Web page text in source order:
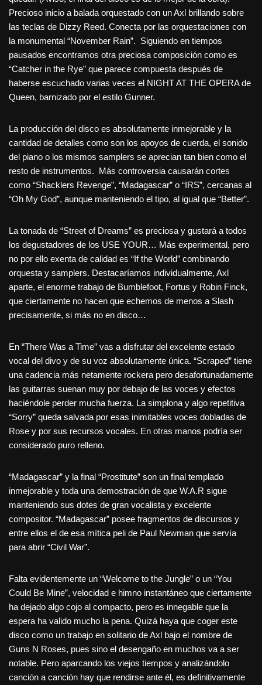
Precioso inicio a balada orquestado con un Axl brillando sobre
las teclas de Dizzy Reed. Conecta por las orquestaciones con
la monumental “November Rain”. Siguiendo en tiempos
pausados encontramos otra preciosa composición como es
“Catcher in the Rye” que parece compuesta después de
haberse escuchado varias veces el NIGHT AT THE OPERA de
Queen, barnizado por el estilo Gunner.
La producción del disco es absolutamente inmejorable y la
cantidad de detalles como son los apoyos de cuerda, el sonido
del piano o los mismos samplers se aprecian tan bien como el
resto de instrumentos. Más controversia causarán cortes
como “Shacklers Revenge”, “Madagascar” o “IRS”, cercanas al
“Oh My God”, aunque manteniendo el tipo, al igual que “Better”.
La tonada de “Street of Dreams” es preciosa y gustará a todos
los degustadores de los USE YOUR… Más experimental, pero
no por ello exenta de calidad es “If the World” combinando
orquesta y samplers. Destacaríamos individualmente, Axl
aparte, el enorme trabajo de Bumblefoot, Fortus y Robin Finck,
que ciertamente no hacen que echemos de menos a Slash
precisamente, si más no en disco…
En “There Was a Time” vas a disfrutar del excelente estado
vocal del divo y de su voz absolutamente única. “Scraped” tiene
una cadencia más netamente rockera pero desafortunadamente
las guitarras suenan muy por debajo de las voces y efectos
haciéndole perder mucha fuerza. La simplona y algo repetitiva
“Sorry” queda salvada por esas inimitables voces dobladas de
Rose y por sus recursos vocales. En otras manos podría ser
considerado puro relleno.
“Madagascar” y la final “Prostitute” son un final templado
inmejorable y toda una demostración de que W.A.R sigue
manteniendo sus dotes de gran vocalista y excelente
compositor. “Madagascar” posee fragmentos de discursos y
entre ellos el de esa mítica peli de Paul Newman que servía
para abrir “Civil War”.
Falta evidentemente un “Welcome to the Jungle” o un “You
Could Be Mine”, velocidad e himno instantáneo que ciertamente
ha dejado algo cojo al compacto, pero es innegable que la
espera ha valido mucho la pena. Quizá haya que coger este
disco como un trabajo en solitario de Axl bajo el nombre de
Guns N Roses, pues sino el desengaño en muchos va a ser
notable. Pero aparcando los viejos tiempos y analizándolo
canción a canción hay que rendirse ante él, es definitivamente